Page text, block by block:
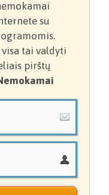
su
tai valdyti
pirštų